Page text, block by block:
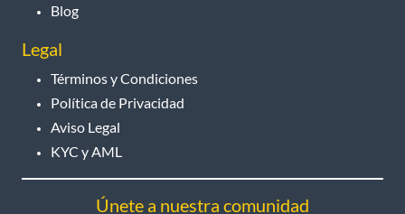
Blog
Legal
Términos y Condiciones
Política de Privacidad
Aviso Legal
KYC y AML
Únete a nuestra comunidad